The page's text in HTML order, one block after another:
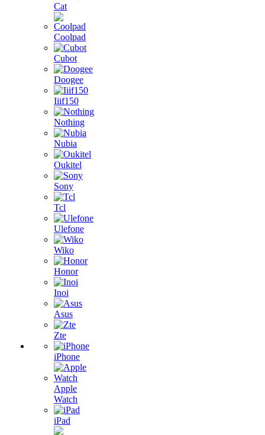
Cat
Coolpad
Cubot
Doogee
Iiif150
Nothing
Nubia
Oukitel
Sony
Tcl
Ulefone
Wiko
Honor
Inoi
Asus
Zte
iPhone
Apple
Watch
iPad